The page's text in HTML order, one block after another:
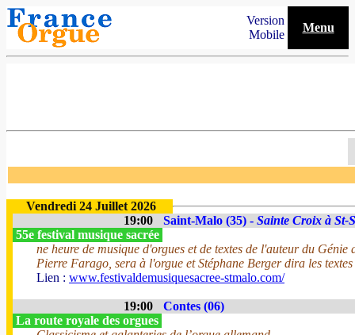
Version
Mobile
Menu
Vendredi 24 Juillet 2026
19:00
Saint-Malo (35) - Sainte Croix à St-
55e festival musique sacrée
ne heure de musique d'orgues et de textes de l'auteur du
Pierre Farago, sera à l'orgue et Stéphane Berger dira les
Lien : www.festivaldemusiquesacree-stmalo.com/
19:00
Contes (06)
La route royale des orgues